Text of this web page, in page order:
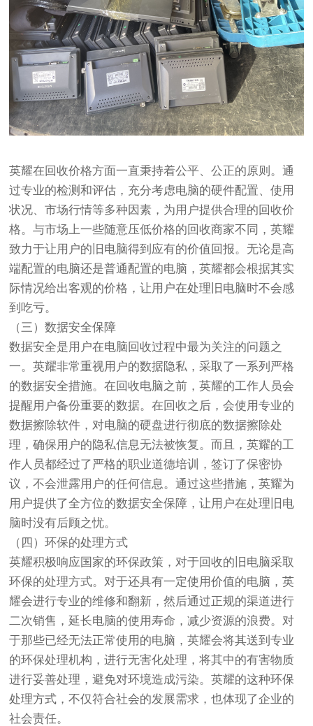
英耀在回收价格方面一直秉持着公平、公正的原则。通
过专业的检测和评估，充分考虑电脑的硬件配置、使用
状况、市场行情等多种因素，为用户提供合理的回收价
格。与市场上一些随意压低价格的回收商家不同，英耀
致力于让用户的旧电脑得到应有的价值回报。无论是高
端配置的电脑还是普通配置的电脑，英耀都会根据其实
际情况给出客观的价格，让用户在处理旧电脑时不会感
到吃亏。
（三）数据安全保障
数据安全是用户在电脑回收过程中最为关注的问题之
一。英耀非常重视用户的数据隐私，采取了一系列严格
的数据安全措施。在回收电脑之前，英耀的工作人员会
提醒用户备份重要的数据。在回收之后，会使用专业的
数据擦除软件，对电脑的硬盘进行彻底的数据擦除处
理，确保用户的隐私信息无法被恢复。而且，英耀的工
作人员都经过了严格的职业道德培训，签订了保密协
议，不会泄露用户的任何信息。通过这些措施，英耀为
用户提供了全方位的数据安全保障，让用户在处理旧电
脑时没有后顾之忧。
（四）环保的处理方式
英耀积极响应国家的环保政策，对于回收的旧电脑采取
环保的处理方式。对于还具有一定使用价值的电脑，英
耀会进行专业的维修和翻新，然后通过正规的渠道进行
二次销售，延长电脑的使用寿命，减少资源的浪费。对
于那些已经无法正常使用的电脑，英耀会将其送到专业
的环保处理机构，进行无害化处理，将其中的有害物质
进行妥善处理，避免对环境造成污染。英耀的这种环保
处理方式，不仅符合社会的发展需求，也体现了企业的
社会责任。